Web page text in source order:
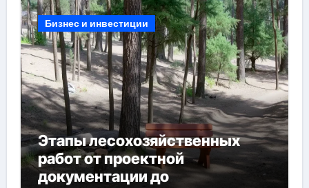
Бизнес и инвестиции
Этапы лесохозяйственных
работ от проектной
документации до